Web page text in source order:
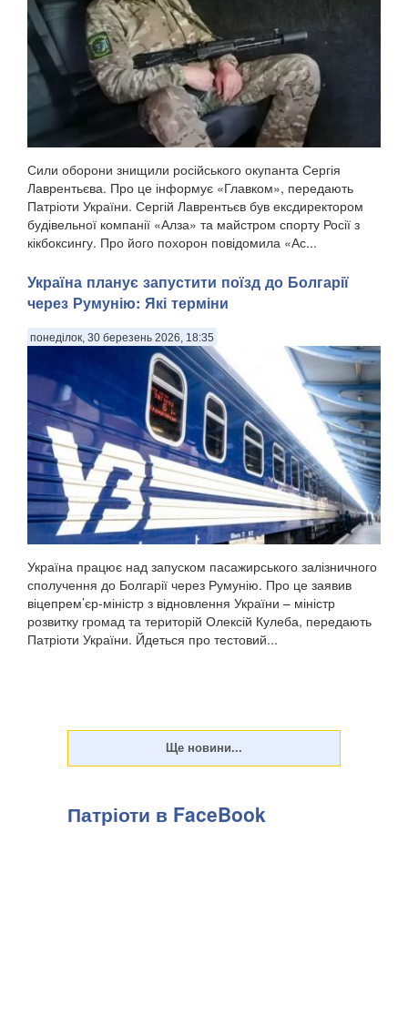
Сили оборони знищили російського окупанта Сергія
Лаврентьєва. Про це інформує «Главком», передають
Патріоти України. Сергій Лаврентьєв був ексдиректором
будівельної компанії «Алза» та майстром спорту Росії з
кікбоксингу. Про його похорон повідомила «Ас...
Україна планує запустити поїзд до Болгарії
через Румунію: Які терміни
понеділок, 30 березень 2026, 18:35
Україна працює над запуском пасажирського залізничного
сполучення до Болгарії через Румунію. Про це заявив
віцепрем’єр-міністр з відновлення України – міністр
розвитку громад та територій Олексій Кулеба, передають
Патріоти України. Йдеться про тестовий...
Патріоти в FaceBook